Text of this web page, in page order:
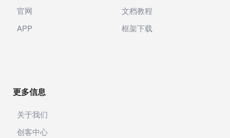
官网
APP
文档教程
框架下载
更多信息
关于我们
创客中心